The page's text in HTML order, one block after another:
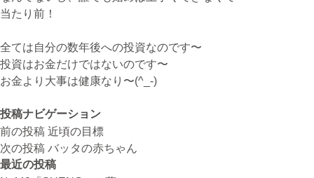
当たり前！
全ては自分の数年後への投資なのです〜
投資はお金だけではないのです〜
お金より大事は健康なり〜(^_-)
投稿ナビゲーション
前の投稿 近頃の目標
次の投稿 バッタの赤ちゃん
最近の投稿